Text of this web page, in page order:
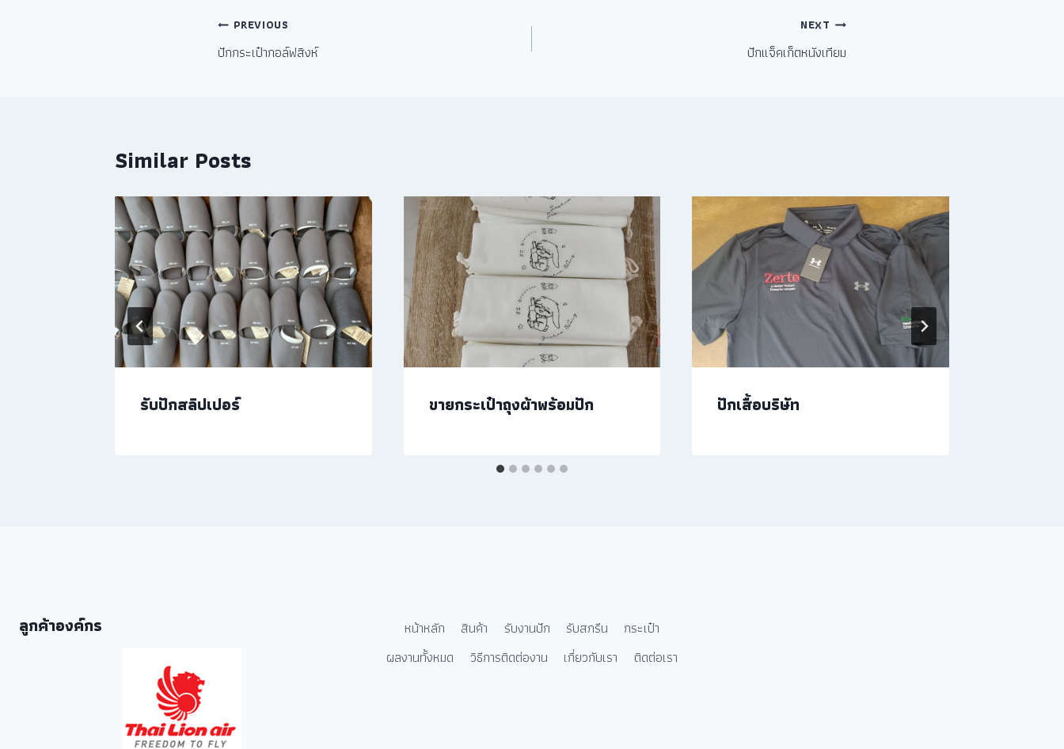
PREVIOUS
ปักกระเป๋ากอล์ฟสิงห์
NEXT
ปักแจ็คเก็ตหนังเทียม
Similar Posts
รับปักสลิปเปอร์ ขายกระเป๋าถุงผ้าพร้อมปัก ปักเสื้อบริษัท
ลูกค้าองค์กร หน้าหลัก สินค้า รับงานปัก รับสกรีน
กระเป๋า
ผลงานทั้งหมด
วิธีการติดต่องาน เกี่ยวกับเรา ติดต่อเรา